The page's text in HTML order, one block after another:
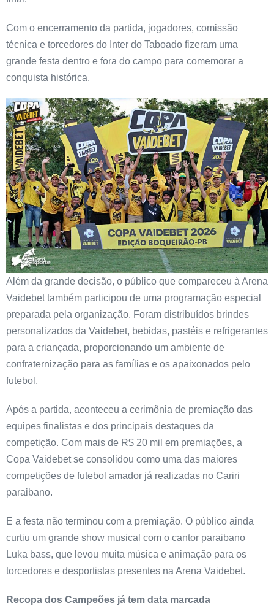
Com o encerramento da partida, jogadores, comissão
técnica e torcedores do Inter do Taboado fizeram uma
grande festa dentro e fora do campo para comemorar a
conquista histórica.
Além da grande decisão, o público que compareceu à Arena
Vaidebet também participou de uma programação especial
preparada pela organização. Foram distribuídos brindes
personalizados da Vaidebet, bebidas, pastéis e refrigerantes
para a criançada, proporcionando um ambiente de
confraternização para as famílias e os apaixonados pelo
futebol.
Após a partida, aconteceu a cerimônia de premiação das
equipes finalistas e dos principais destaques da
competição. Com mais de R$ 20 mil em premiações, a
Copa Vaidebet se consolidou como uma das maiores
competições de futebol amador já realizadas no Cariri
paraibano.
E a festa não terminou com a premiação. O público ainda
curtiu um grande show musical com o cantor paraibano
Luka bass, que levou muita música e animação para os
torcedores e desportistas presentes na Arena Vaidebet.
Recopa dos Campeões já tem data marcada